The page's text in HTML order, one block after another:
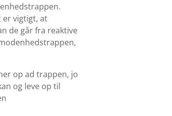
er vigtigt, at
de går fra reaktive
op ad trappen, jo
og leve op til